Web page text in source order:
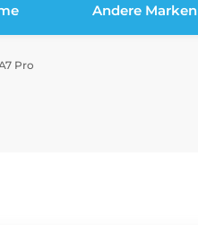
Andere Marken
Pro